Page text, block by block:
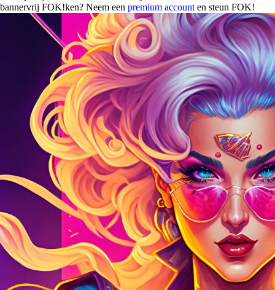
bannervrij FOK!ken? Neem een premium account en steun FOK!